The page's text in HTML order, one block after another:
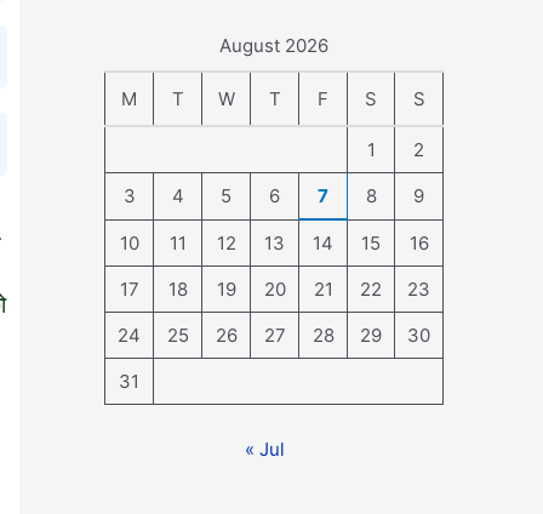
August 2026
M T W T F S S
1
2
3
4 5 6 7 8 9
10 11 12 13 14 15
16
17
18 19 20 21 22
23
24
25 26 27 28 29
30
31
« Jul